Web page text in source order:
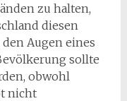
zu halten,
diesen
Augen eines
sollte
obwohl
nicht